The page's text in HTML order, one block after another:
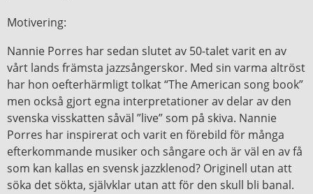
Motivering:
Nannie Porres har sedan slutet av 50-talet varit en av
vårt lands främsta jazzsångerskor. Med sin varma altröst
har hon oefterhärmligt tolkat “The American song book”
men också gjort egna interpretationer av delar av den
svenska visskatten såväl ”live” som på skiva. Nannie
Porres har inspirerat och varit en förebild för många
efterkommande musiker och sångare och är väl en av få
som kan kallas en svensk jazzklenod? Originell utan att
söka det sökta, självklar utan att för den skull bli banal.